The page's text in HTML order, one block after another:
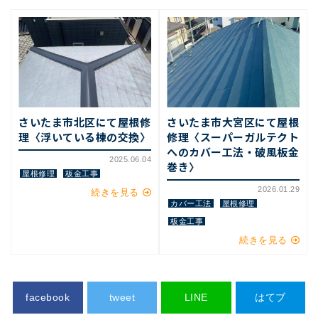
さいたま市北区にて屋根修
理〈浮いている棟の交換〉
2025.06.04
屋根修理
板金工事
続きを見る
さいたま市大宮区にて屋根
修理〈スーパーガルテクト
へのカバー工法・破風板金
巻き〉
2026.01.29
カバー工法
屋根修理
板金工事
続きを見る
facebook tweet LINE はてブ